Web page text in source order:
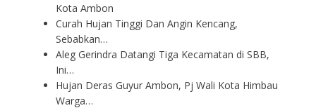
Kota Ambon
Curah Hujan Tinggi Dan Angin Kencang,
Sebabkan…
Aleg Gerindra Datangi Tiga Kecamatan di SBB,
Ini…
Hujan Deras Guyur Ambon, Pj Wali Kota Himbau
Warga…